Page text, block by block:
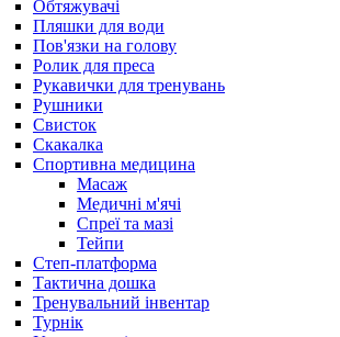
Обтяжувачі
Пляшки для води
Пов'язки на голову
Ролик для преса
Рукавички для тренувань
Рушники
Свисток
Скакалка
Спортивна медицина
Масаж
Медичні м'ячі
Спреї та мазі
Тейпи
Степ-платформа
Тактична дошка
Тренувальний інвентар
Турнік